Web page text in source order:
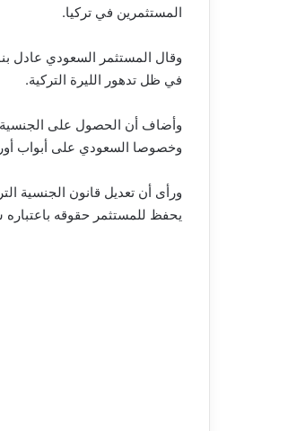
المستثمرين في تركيا.
وقال المستثمر السعودي عادل
في ظل تدهور الليرة التركية.
وأضاف أن الحصول على الجنسية
وخصوصا السعودي على أبواب
ورأى أن تعديل قانون الجنسية
يحفظ للمستثمر حقوقه باعتباره